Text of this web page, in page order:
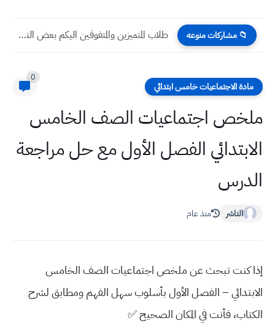
📁 مشاركات منوعه طلاب المتميزين والمتفوقين اليكم بعض التعليمات الخاصة بالاختبار التحصيلي
مادة الاجتماعيات خامس ابتدائي
0
ملخص اجتماعيات الصف الخامس
الابتدائي الفصل الأول مع حل مراجعة
الدرس
الناشر منذ عام
إذا كنت تبحث عن ملخص اجتماعيات الصف الخامس
الابتدائي – الفصل الأول بأسلوب سهل الفهم ومطابق لشرح
الكتاب، فأنت في المكان الصحيح ✅